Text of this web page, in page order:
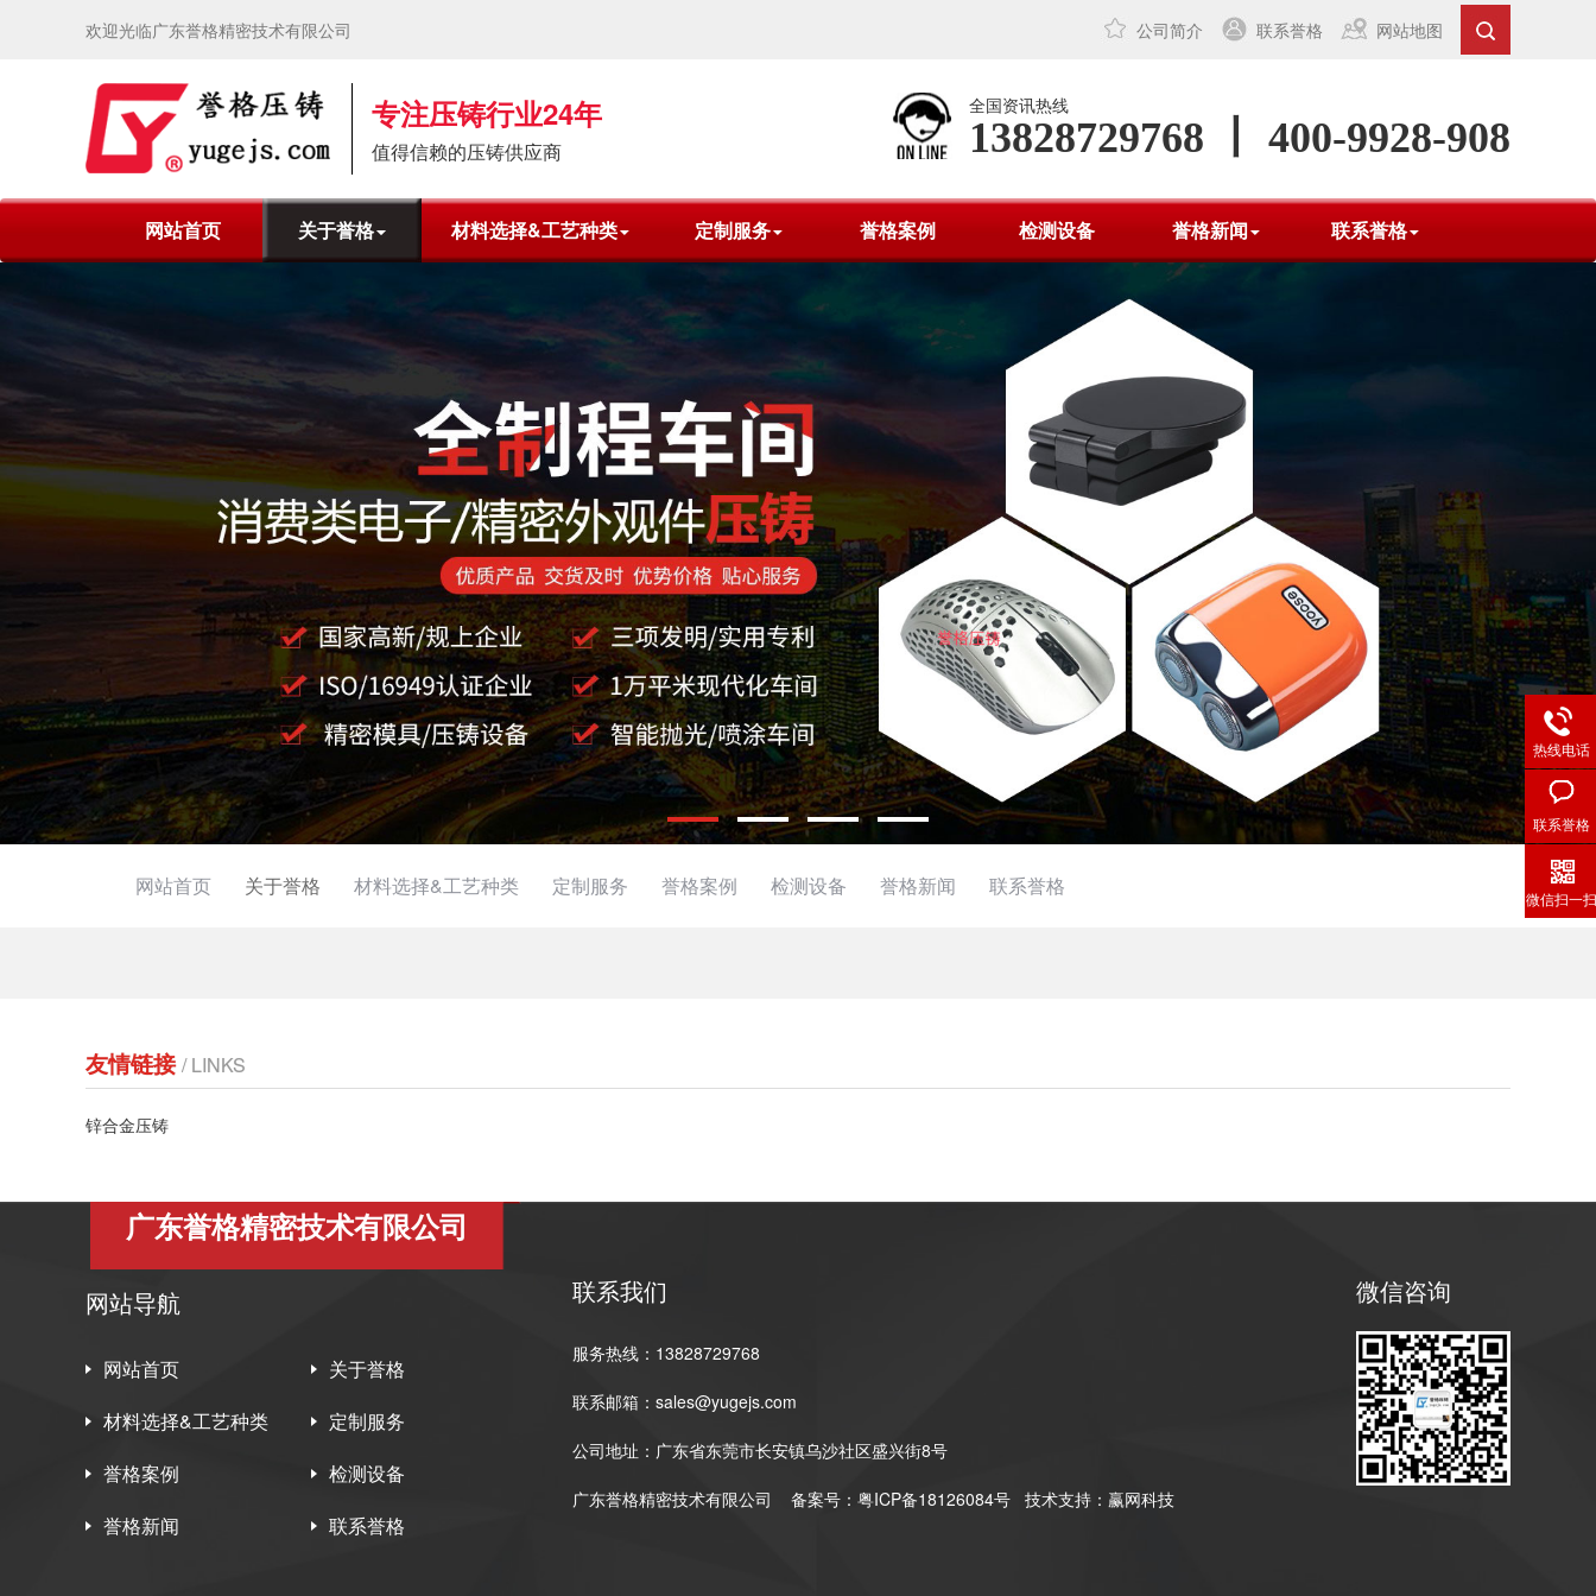
欢迎光临广东誉格精密技术有限公司 公司简介 联系誉格 网站地图
专注压铸行业24年
值得信赖的压铸供应商
全国资讯热线
13828729768 丨 400-9928-908
网站首页 关于誉格 材料选择&工艺种类 定制服务 誉格案例 检测设备 誉格新闻 联系誉格
网站首页 关于誉格 材料选择&工艺种类 定制服务 誉格案例 检测设备 誉格新闻 联系誉格
友情链接/ LINKS
锌合金压铸
广东誉格精密技术有限公司
网站导航
网站首页
关于誉格
材料选择&工艺种类
定制服务
誉格案例
检测设备
誉格新闻
联系誉格
联系我们
服务热线：13828729768
联系邮箱：sales@yugejs.com
公司地址：广东省东莞市长安镇乌沙社区盛兴街8号
广东誉格精密技术有限公司 备案号： 粤ICP备18126084号 技术支持：赢网科技
微信咨询
热线电话
联系誉格
微信扫一扫